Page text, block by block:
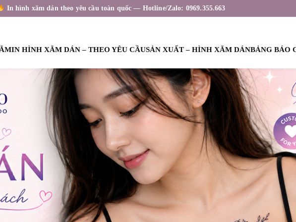
In hình xăm dán theo yêu cầu toàn quốc — Hotline/Zalo: 0969.355.663
IN HÌNH XĂM DÁN – THEO YÊU CẦUSẢN XUẤT – HÌNH XĂM DÁNBẢNG BÁO